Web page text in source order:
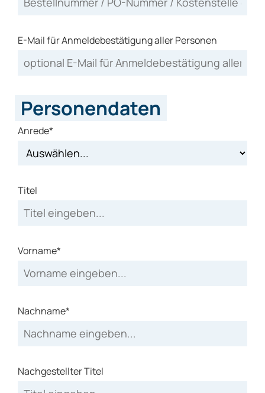
E-Mail für Anmeldebestätigung aller Personen
Personendaten
Anrede*
Titel
Vorname*
Nachname*
Nachgestellter Titel